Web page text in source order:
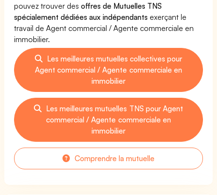
pouvez trouver desoffres de Mutuelles TNS
spécialement dédiées aux indépendants exerçant le
travail de Agent commercial / Agente commerciale en
immobilier.
Les meilleures mutuelles collectives pour
Agent commercial / Agente commerciale en
immobilier
Les meilleures mutuelles TNS pour Agent
commercial / Agente commerciale en
immobilier
Comprendre la mutuelle